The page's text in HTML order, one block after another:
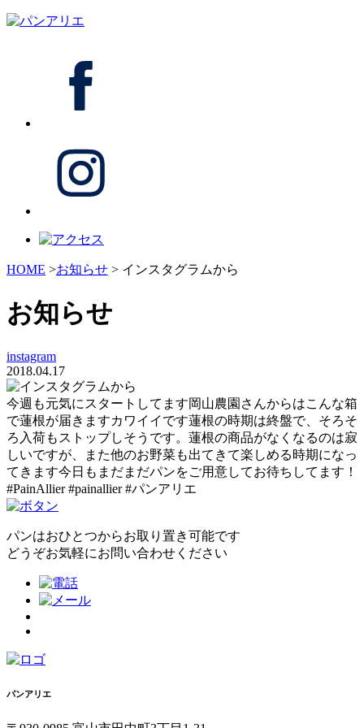
HOME >お知らせ > インスタグラムから
お知らせ
instagram
2018.04.17
今週も元気にスタートしてます岡山農園さんからはこんな箱
で蓮根が届きますカワイイです蓮根の時期は終盤で、そろそ
ろ入荷もストップしそうです。蓮根の商品がなくなるのは寂
しいですが、また他のお野菜も出てきて楽しめる時期になっ
てきます今日もまだまだパンをご用意してお待ちしてます！
#PainAllier #painallier #パンアリエ
パンはおひとつからお取り置き可能です
どうぞお気軽にお問い合わせください
パンアリエ